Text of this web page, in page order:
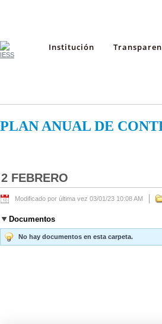
Institución
PLAN ANUAL DE
2 FEBRERO
Modificado por última vez 03/01/23 10:08 AM
Documentos
No hay documentos en esta carpeta.